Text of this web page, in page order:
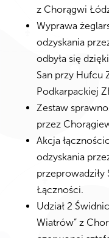
z Chorągwi
Wyprawa
odzyskania
odbyła się
San przy Hufcu
Podkarpackiej
Zestaw
przez
Akcja
odzyskania
Łączności.
Udział 2
Wiatrów” z